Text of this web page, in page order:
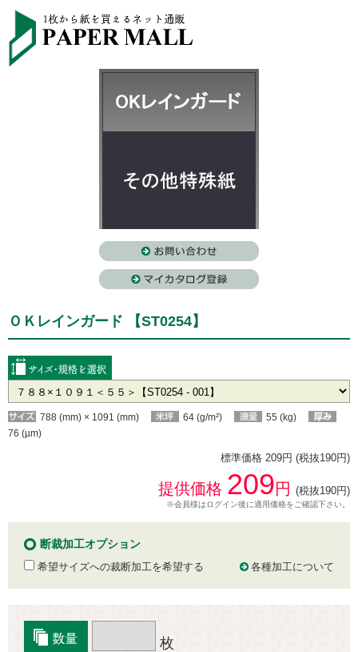
ＯＫレインガード 【ST0254】
788 (mm) × 1091 (mm) 64 (g/m²)
55 (kg)
76 (µm)
標準価格 209円 (税抜190円)
提供価格 209円 (税抜190円)
※会員様はログイン後に適用価格をご確認下さい。
断裁加工オプション
希望サイズへの裁断加工を希望する 各種加工について
枚